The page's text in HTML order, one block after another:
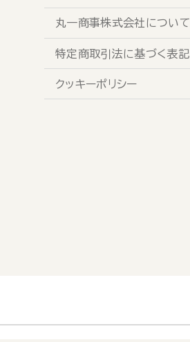
丸一商事株式会社について
特定商取引法に基づく表記
クッキーポリシー